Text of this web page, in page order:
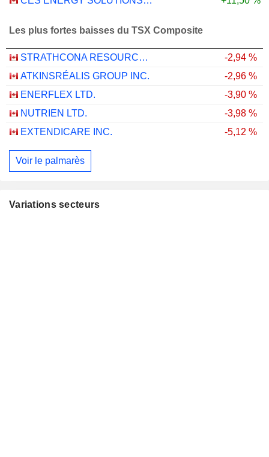
Les plus fortes baisses du TSX Composite
STRATHCONA RESOURCES LTD.
-2,94 %
ATKINSRÉALIS GROUP INC.
-2,96 %
ENERFLEX LTD.
-3,90 %
NUTRIEN LTD.
-3,98 %
EXTENDICARE INC.
-5,12 %
Voir le palmarès
Variations secteurs